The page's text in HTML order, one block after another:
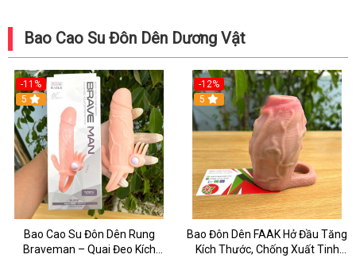
Bao Cao Su Đôn Dên Dương Vật
-11%
5
Bao Cao Su Đôn Dên Rung
Braveman – Quai Đeo Kích
-12%
5
Bao Đôn Dên FAAK Hở Đầu Tăng
Kích Thước, Chống Xuất Tinh